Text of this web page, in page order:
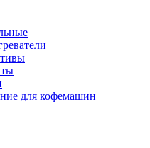
для кофемашин